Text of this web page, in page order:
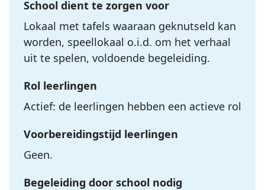
School dient te zorgen voor
Lokaal met tafels waaraan geknutseld kan
worden, speellokaal o.i.d. om het verhaal
uit te spelen, voldoende begeleiding.
Rol leerlingen
Actief: de leerlingen hebben een actieve rol
Voorbereidingstijd leerlingen
Geen.
Begeleiding door school nodig